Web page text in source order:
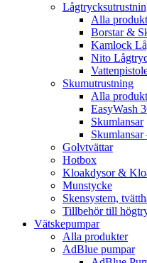
Alla
Borstar &
Kamlock
Nito
Skumutrustning
Alla
EasyWash
Skumlansar
Golvtvättar
Hotbox
Kloakdysor &
Munstycke
Skensystem,
Tillbehör till
Vätskepumpar
Alla produkter
AdBlue pumpar